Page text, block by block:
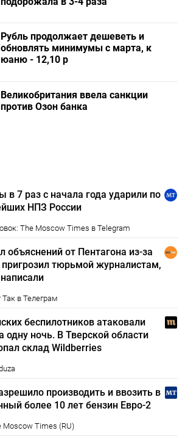
Рубль продолжает дешеветь и
обновлять минимумы с марта, к
юаню - 12,10 р
Великобритания ввела санкции
против Озон банка